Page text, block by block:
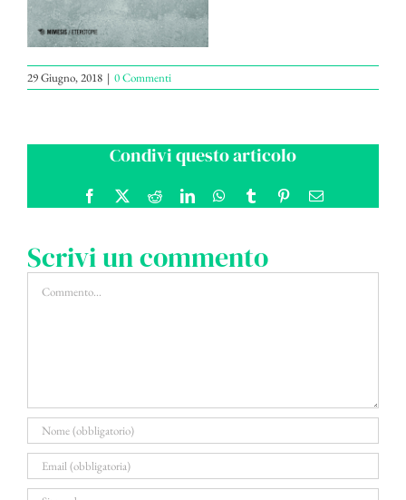
29 Giugno, 2018 | 0 Commenti
Condivi questo articolo
Facebook RedditLinkedInWhatsApp
Tumblr PinterestEmail
Scrivi un commento
Commento